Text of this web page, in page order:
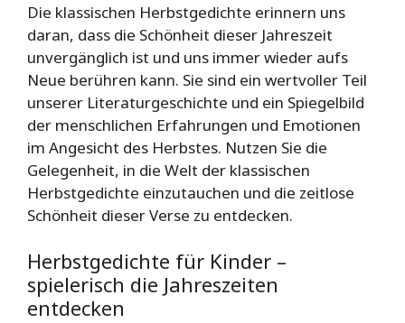
Die klassischen Herbstgedichte erinnern uns
daran, dass die Schönheit dieser Jahreszeit
unvergänglich ist und uns immer wieder aufs
Neue berühren kann. Sie sind ein wertvoller Teil
unserer Literaturgeschichte und ein Spiegelbild
der menschlichen Erfahrungen und Emotionen
im Angesicht des Herbstes. Nutzen Sie die
Gelegenheit, in die Welt der klassischen
Herbstgedichte einzutauchen und die zeitlose
Schönheit dieser Verse zu entdecken.
Herbstgedichte für Kinder –
spielerisch die Jahreszeiten
entdecken